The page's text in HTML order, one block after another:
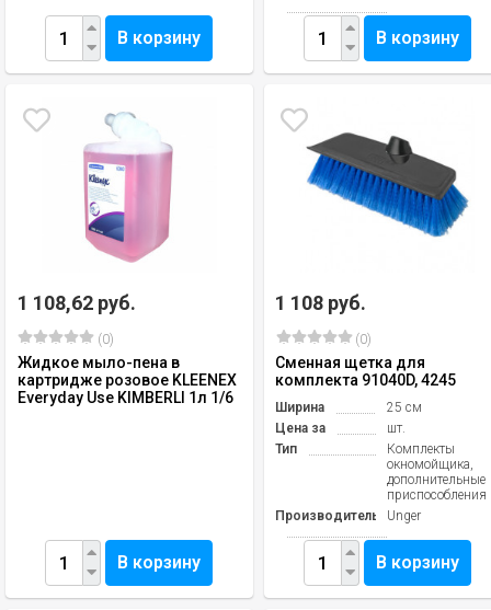
В корзину В корзину
1 108,62 руб.
(0)
Жидкое мыло-пена в
картридже розовое KLEENEX
Everyday Use KIMBERLI 1л 1/6
В корзину
1 108 руб.
(0)
Сменная щетка для
комплекта 91040D, 4245
Ширина
25 см
Цена за
шт.
Тип
Комплекты
окномойщика,
дополнительные
приспособления
Производитель
Unger
В корзину